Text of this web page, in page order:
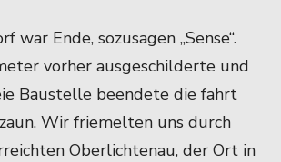
war Ende, sozusagen „Sense“.
vorher ausgeschilderte und
Baustelle beendete die fahrt
Wir friemelten uns durch
Oberlichtenau, der Ort in